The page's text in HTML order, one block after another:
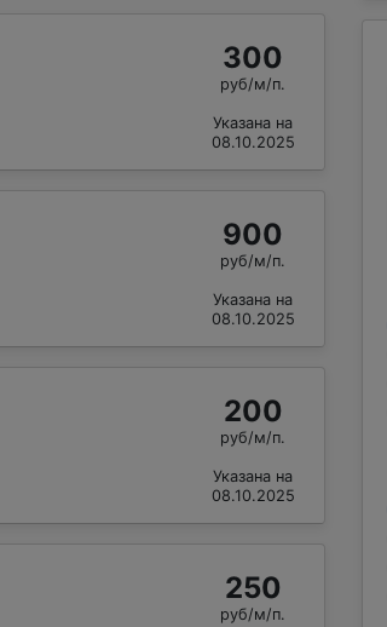
300
руб/м/п.
Указана на
08.10.2025
900
руб/м/п.
Указана на
08.10.2025
200
руб/м/п.
Указана на
08.10.2025
250
руб/м/п.